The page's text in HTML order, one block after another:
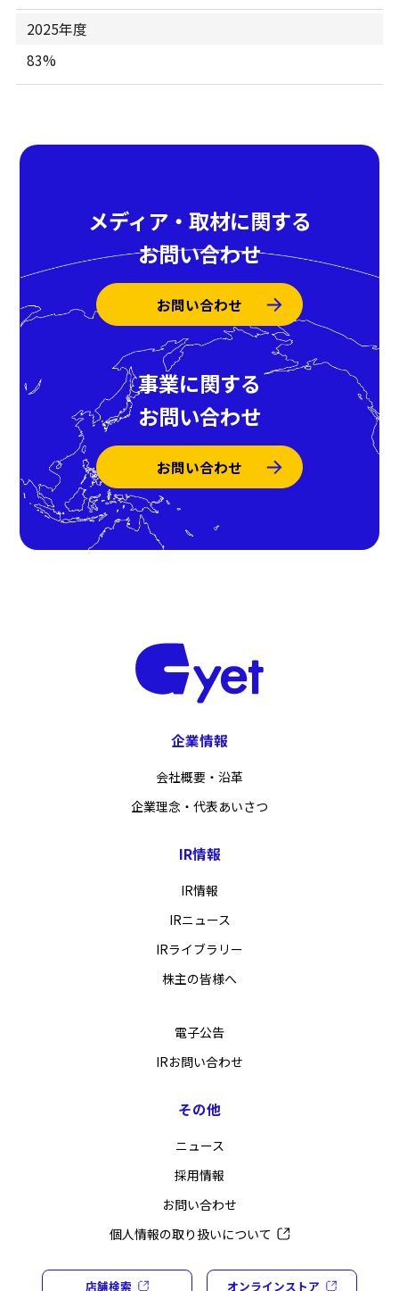
2025年度
83%
メディア・取材に関する
お問い合わせ
お問い合わせ
事業に関する
お問い合わせ
お問い合わせ
企業情報
会社概要・沿革
企業理念・代表あいさつ
IR情報
IR情報
IRニュース
IRライブラリー
株主の皆様へ
電子公告
IRお問い合わせ
その他
ニュース
採用情報
お問い合わせ
個人情報の取り扱いについて
店舗検索 オンラインストア